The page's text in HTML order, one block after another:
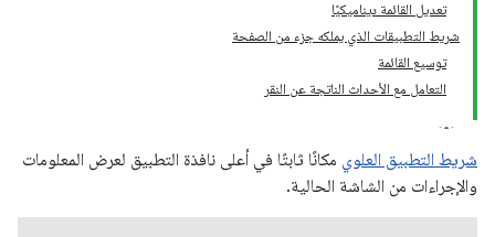
تعديل القائمة ديناميكيًا
شريط التطبيقات الذي يملكه جزء من الصفحة
توسيع القائمة
التعامل مع الأحداث الناتجة عن النقر
شريط التطبيق العلوي مكانًا ثابتًا في أعلى نافذة التطبيق لعرض المعلومات
والإجراءات من الشاشة الحالية.